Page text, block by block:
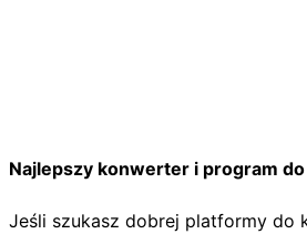
Najlepszy konwerter i program
Jeśli szukasz dobrej platformy do